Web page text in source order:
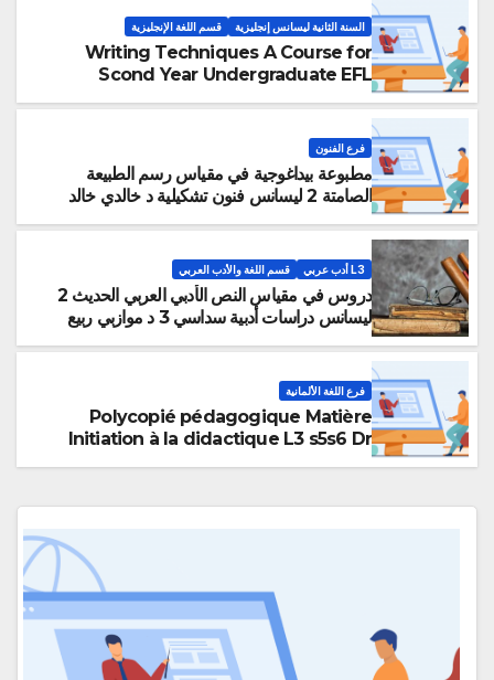
السنة الثانية ليسانس إنجليزية قسم اللغة الإنجليزية
Writing Techniques A Course for
Scond Year Undergraduate EFL
فرع الفنون
مطبوعة بيداغوجية في مقياس رسم الطبيعة
الصامتة 2 ليسانس فنون تشكيلية د خالدي خالد
L3 أدب عربي قسم اللغة والأدب العربي
دروس في مقياس النص الأدبي العربي الحديث 2
ليسانس دراسات أدبية سداسي 3 د موازبي ربيع
فرع اللغة الألمانية
Polycopié pédagogique Matière
Initiation à la didactique L3 s5s6 Dr